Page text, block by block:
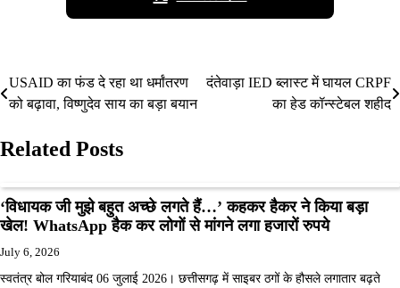
Post
navigation
USAID का फंड दे रहा था धर्मांतरण
को बढ़ावा, विष्णुदेव साय का बड़ा बयान
दंतेवाड़ा IED ब्लास्ट में घायल CRPF
का हेड कॉन्स्टेबल शहीद
Related Posts
‘विधायक जी मुझे बहुत अच्छे लगते हैं…’ कहकर हैकर ने किया बड़ा
खेल! WhatsApp हैक कर लोगों से मांगने लगा हजारों रुपये
July 6, 2026
स्वतंत्र बोल गरियाबंद 06 जुलाई 2026। छत्तीसगढ़ में साइबर ठगों के हौसले लगातार बढ़ते